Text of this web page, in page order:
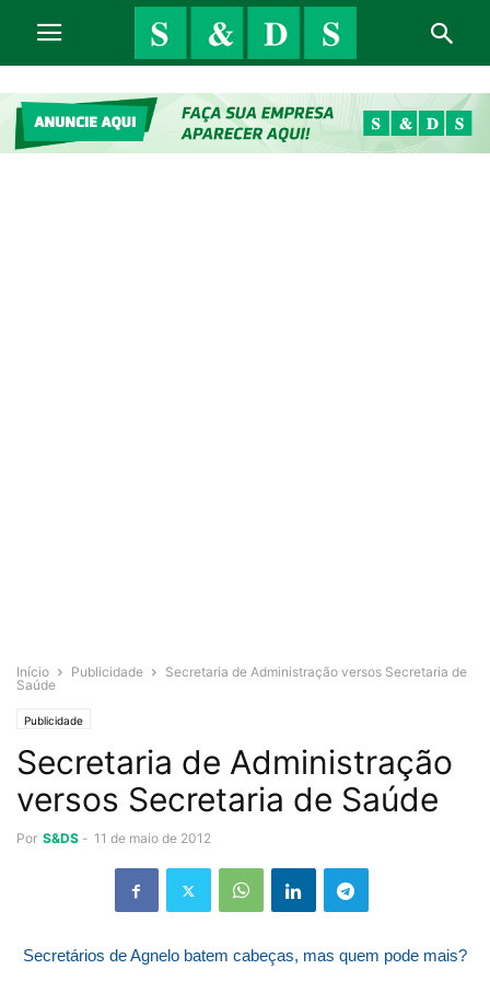
Início Publicidade
Secretaria de Administração versos Secretaria de
Saúde
Publicidade
Secretaria de Administração
versos Secretaria de Saúde
Por S&DS - 11 de maio de 2012
Secretários de Agnelo batem cabeças, mas quem pode mais?